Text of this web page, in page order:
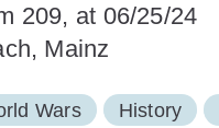
209, at 06/25/24
Mainz
Wars History